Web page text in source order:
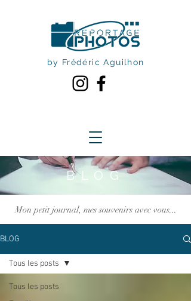
by Frédéric Aguilhon
BLOG
Mon petit journal, mes souvenirs avec vous...
BLOG
Tous les posts
Tous les posts